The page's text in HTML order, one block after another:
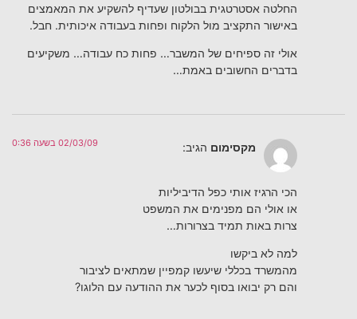
החלטה אסטרטגית בבולטון שעדיף להשקיע את המאמצים
באישור התקציב מול הלקוח ופחות בעבודה איכותית. חבל.
אולי זה ספיחים של המשבר… פחות כח עבודה… משקיעים
בדברים החשובים באמת…
מקסימום הגיב: 02/03/09 בשעה 0:36
הכי הרגיז אותי כפל הדיביליות
או אולי הם מפנימים את המשפט
צרות באות תמיד בצרורות…
למה לא ביקשו
מהמשרד בכללי שיעשו קמפיין שמתאים לציבור
והם רק יבואו בסוף לכער את ההודעה עם הלוגו?